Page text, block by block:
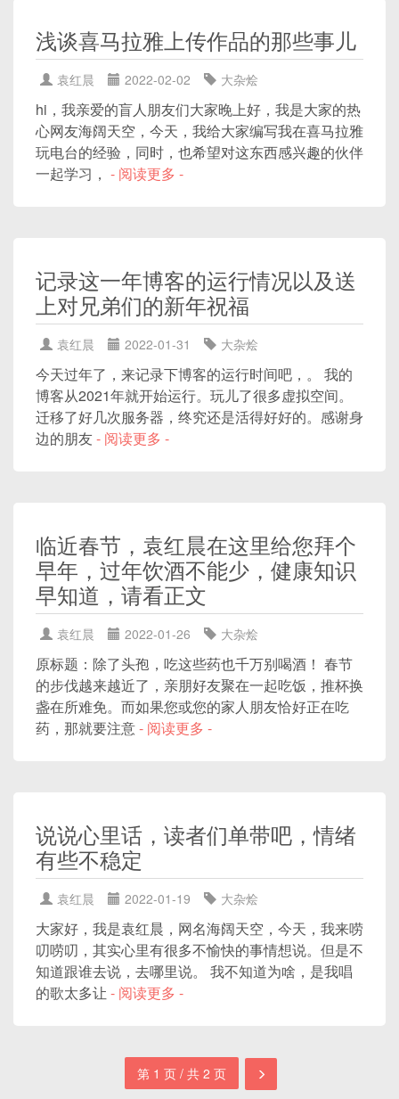
浅谈喜马拉雅上传作品的那些事儿
袁红晨 2022-02-02 大杂烩
hi，我亲爱的盲人朋友们大家晚上好，我是大家的热
心网友海阔天空，今天，我给大家编写我在喜马拉雅
玩电台的经验，同时，也希望对这东西感兴趣的伙伴
一起学习， - 阅读更多 -
记录这一年博客的运行情况以及送
上对兄弟们的新年祝福
袁红晨 2022-01-31 大杂烩
今天过年了，来记录下博客的运行时间吧，。 我的
博客从2021年就开始运行。玩儿了很多虚拟空间。
迁移了好几次服务器，终究还是活得好好的。感谢身
边的朋友- 阅读更多 -
临近春节，袁红晨在这里给您拜个
早年，过年饮酒不能少，健康知识
早知道，请看正文
袁红晨 2022-01-26 大杂烩
原标题：除了头孢，吃这些药也千万别喝酒！ 春节
的步伐越来越近了，亲朋好友聚在一起吃饭，推杯换
盏在所难免。而如果您或您的家人朋友恰好正在吃
药，那就要注意- 阅读更多 -
说说心里话，读者们单带吧，情绪
有些不稳定
袁红晨 2022-01-19 大杂烩
大家好，我是袁红晨，网名海阔天空，今天，我来唠
叨唠叨，其实心里有很多不愉快的事情想说。但是不
知道跟谁去说，去哪里说。 我不知道为啥，是我唱
的歌太多让 - 阅读更多 -
第 1 页 / 共 2 页